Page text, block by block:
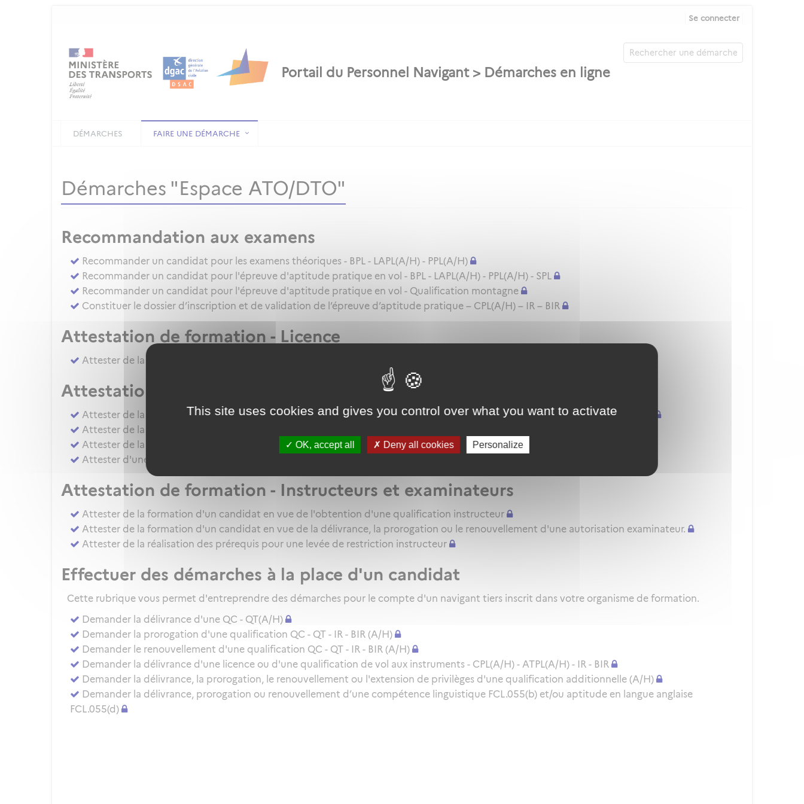
This site uses cookies and gives you control over what you want to activate
OK, accept all Deny all cookies Personalize
Se connecter
DÉMARCHES FAIRE UNE DÉMARCHE
Démarches "Espace ATO/DTO"
Recommandation aux examens
Recommander un candidat pour les examens théoriques - BPL - LAPL(A/H) - PPL(A/H)
Recommander un candidat pour l'épreuve d'aptitude pratique en vol - BPL - LAPL(A/H) - PPL(A/H) - SPL
Recommander un candidat pour l'épreuve d'aptitude pratique en vol - Qualification montagne
Constituer le dossier d’inscription et de validation de l’épreuve d’aptitude pratique – CPL(A/H) – IR – BIR
Attestation de formation - Licence
Attester de la formation pratique d'un candidat en vue de la délivrance d'une licence - BPL - LAPL(A/H) - PPL(A/H) - SPL
Attestation de formation - QC/QT/IR/Qualifications additionnelles
Attester de la formation pratique d'un candidat en vue de la délivrance d'une QC/QT ou du renouvellement d'une QC/QT/IR
Attester de la formation pratique d'un candidat en vue de la délivrance d'une qualification additionnelle
Attester de la formation ou de l'évaluation pour une extension de qualification IR - BIR
Attester d'une évaluation de niveau IRSE
Attestation de formation - Instructeurs et examinateurs
Attester de la formation d'un candidat en vue de l'obtention d'une qualification instructeur
Attester de la formation d'un candidat en vue de la délivrance, la prorogation ou le renouvellement d'une autorisation examinateur.
Attester de la réalisation des prérequis pour une levée de restriction instructeur
Effectuer des démarches à la place d'un candidat
Cette rubrique vous permet d'entreprendre des démarches pour le compte d'un navigant tiers inscrit dans votre organisme de formation.
Demander la délivrance d'une QC - QT(A/H)
Demander la prorogation d'une qualification QC - QT - IR - BIR (A/H)
Demander le renouvellement d'une qualification QC - QT - IR - BIR (A/H)
Demander la délivrance d'une licence ou d'une qualification de vol aux instruments - CPL(A/H) - ATPL(A/H) - IR - BIR
Demander la délivrance, la prorogation, le renouvellement ou l'extension de privilèges d'une qualification additionnelle (A/H)
Demander la délivrance, prorogation ou renouvellement d’une compétence linguistique FCL.055(b) et/ou aptitude en langue anglaise
FCL.055(d)